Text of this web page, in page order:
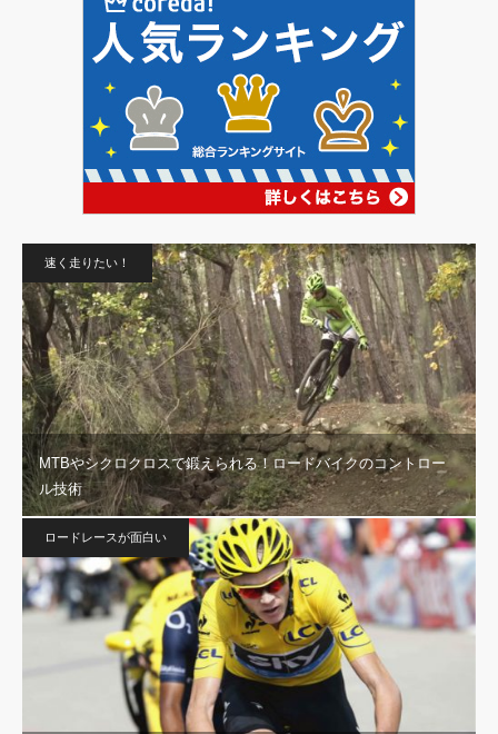
速く走りたい！
MTBやシクロクロスで鍛えられる！ロードバイクのコントロー
ル技術
ロードレースが面白い